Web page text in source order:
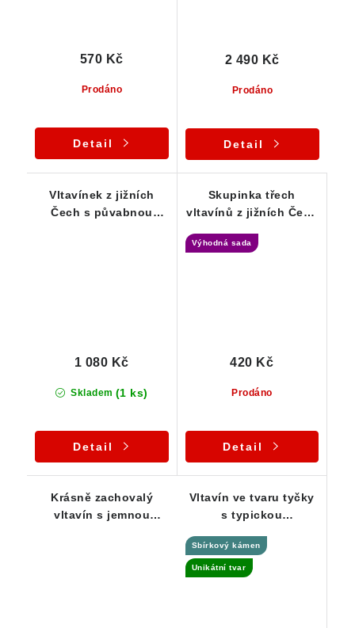
Prodáno
570 Kč
Detail
Prodáno
2 490 Kč
Detail
Vltavínek z jižních
Čech s půvabnou
Skladem (1 ks)
1 080 Kč
Detail
Skupinka třech
vltavínů z jižních Čech
Výhodná sada
Prodáno
420 Kč
Detail
Krásně zachovalý
vltavín s jemnou
Vltavín ve tvaru tyčky
s typickou
- Jankov - 5,63 g
Sbírkový kámen
Unikátní tvar